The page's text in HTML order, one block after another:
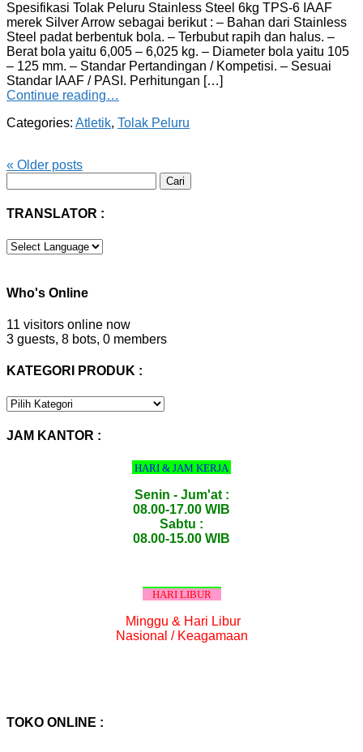
Spesifikasi Tolak Peluru Stainless Steel 6kg TPS-6 IAAF
merek Silver Arrow sebagai berikut : – Bahan dari Stainless
Steel padat berbentuk bola. – Terbubut rapih dan halus. –
Berat bola yaitu 6,005 – 6,025 kg. – Diameter bola yaitu 105
– 125 mm. – Standar Pertandingan / Kompetisi. – Sesuai
Standar IAAF / PASI. Perhitungan […]
Continue reading…
Categories: Atletik, Tolak Peluru
« Older posts
untuk:
TRANSLATOR :
Who's Online
11 visitors online now
3 guests, 8 bots, 0 members
KATEGORI PRODUK :
KATEGORI
JAM KANTOR :
HARI & JAM KERJA
Senin - Jum'at :
08.00-17.00 WIB
Sabtu :
08.00-15.00 WIB
HARI LIBUR
Minggu & Hari Libur
Nasional / Keagamaan
TOKO ONLINE :